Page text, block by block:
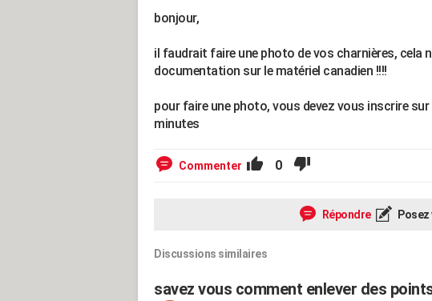
bonjour,
il faudrait faire une photo de vos charnières, cela
documentation sur le matériel canadien !!!!
pour faire une photo, vous devez vous inscrire sur
minutes
Commenter 0
Répondre
Discussions similaires
savez vous comment enlever des